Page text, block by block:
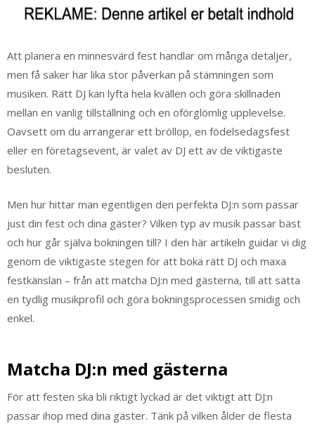
Att planera en minnesvärd fest handlar om många detaljer,
men få saker har lika stor påverkan på stämningen som
musiken. Rätt DJ kan lyfta hela kvällen och göra skillnaden
mellan en vanlig tillställning och en oförglömlig upplevelse.
Oavsett om du arrangerar ett bröllop, en födelsedagsfest
eller en företagsevent, är valet av DJ ett av de viktigaste
besluten.
Men hur hittar man egentligen den perfekta DJ:n som passar
just din fest och dina gäster? Vilken typ av musik passar bäst
och hur går själva bokningen till? I den här artikeln guidar vi dig
genom de viktigaste stegen för att boka rätt DJ och maxa
festkänslan – från att matcha DJ:n med gästerna, till att sätta
en tydlig musikprofil och göra bokningsprocessen smidig och
enkel.
Matcha DJ:n med gästerna
För att festen ska bli riktigt lyckad är det viktigt att DJ:n
passar ihop med dina gäster. Tänk på vilken ålder de flesta